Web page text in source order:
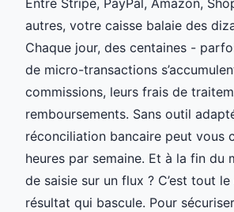
Entre Stripe, PayPal, Amazon,
autres, votre caisse balaie des
Chaque jour, des centaines -
de micro-transactions
commissions, leurs frais de
remboursements. Sans outil
réconciliation bancaire peut vous
heures par semaine. Et à la fin du
de saisie sur un flux ? C’est tout
résultat qui bascule. Pour